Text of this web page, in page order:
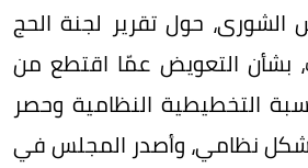
حول تقرير لجنة الحج
بشأن التعويض عمّا اقتطع من
التخطيطية النظامية وحصر
نظامي، وأصدر المجلس في